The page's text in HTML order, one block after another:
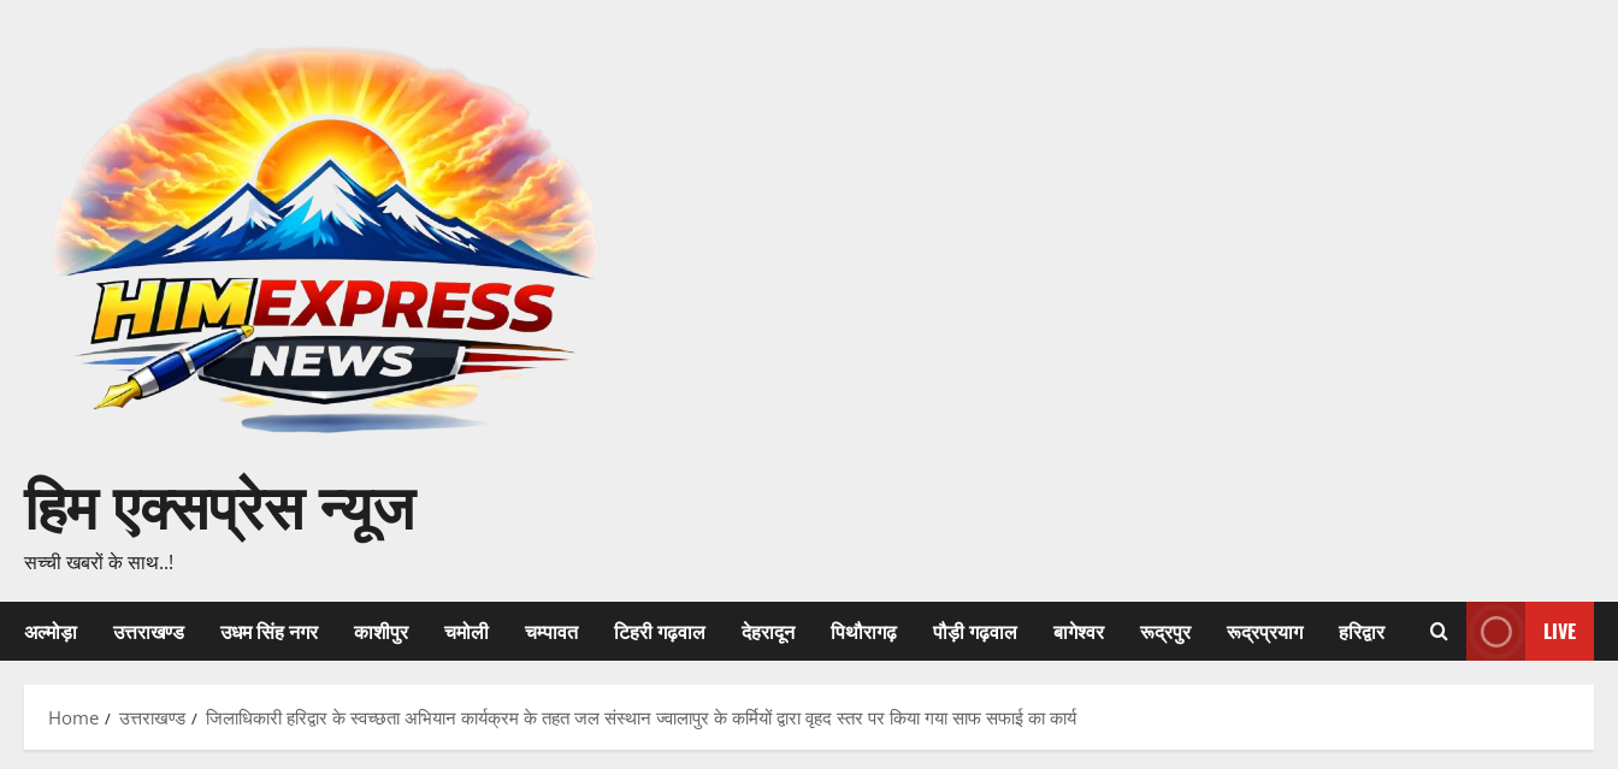
हिम एक्सप्रेस न्यूज
सच्ची खबरों के साथ..!
अल्मोड़ा उत्तराखण्ड उधम सिंह नगर काशीपुर चमोली चम्पावत टिहरी गढ़वाल देहरादून पिथौरागढ़ पौड़ी गढ़वाल बागेश्वर रूद्रपुर रूद्रप्रयाग हरिद्वार LIVE
Home उत्तराखण्ड जिलाधिकारी हरिद्वार के स्वच्छता अभियान कार्यक्रम के तहत जल संस्थान ज्वालापुर के कर्मियों द्वारा वृहद स्तर पर किया गया साफ सफाई का कार्य